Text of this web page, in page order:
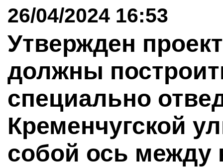
26/04/2024 16:53
Утвержден
должны
специально
Кременчугской
собой ось между